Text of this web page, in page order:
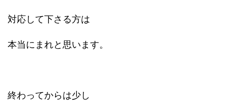
対応して下さる方は
本当にまれと思います。
終わってからは少し